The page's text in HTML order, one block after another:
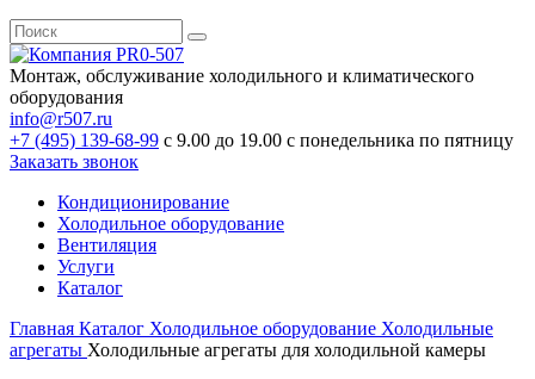
Монтаж, обслуживание холодильного и климатического
оборудования
info@r507.ru
+7 (495) 139-68-99 с 9.00 до 19.00 с понедельника по пятницу
Заказать звонок
Кондиционирование
Холодильное оборудование
Вентиляция
Услуги
Каталог
Главная Каталог Холодильное оборудование Холодильные
агрегаты Холодильные агрегаты для холодильной камеры